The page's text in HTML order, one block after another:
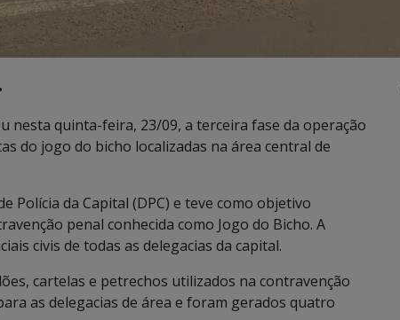
nesta quinta-feira, 23/09, a terceira fase da operação
do jogo do bicho localizadas na área central de
Polícia da Capital (DPC) e teve como objetivo
penal conhecida como Jogo do Bicho. A
civis de todas as delegacias da capital.
cartelas e petrechos utilizados na contravenção
as delegacias de área e foram gerados quatro